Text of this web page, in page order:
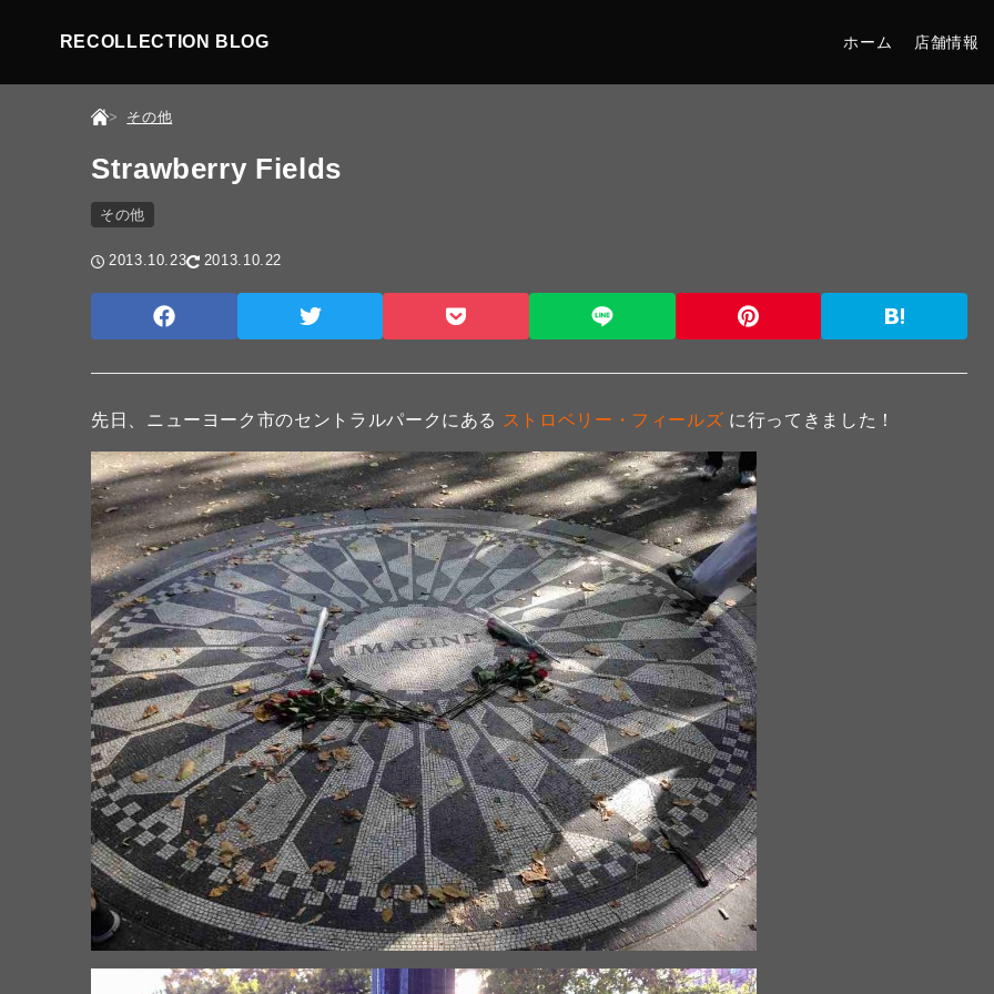
RECOLLECTION BLOG ホーム 店舗情報
その他
Strawberry Fields
その他
2013.10.23 2013.10.22
先日、ニューヨーク市のセントラルパークにある ストロベリー・フィールズ に行ってきました！